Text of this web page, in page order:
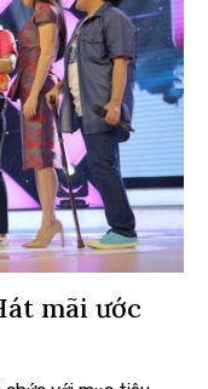
mãi ước